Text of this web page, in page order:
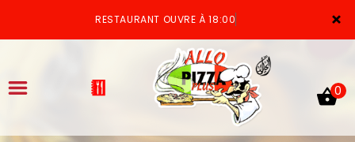
×
RESTAURANT OUVRE À 18:00
0